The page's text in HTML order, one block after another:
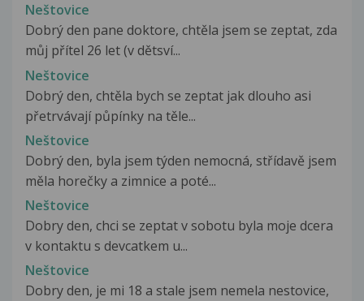
Neštovice
Dobrý den pane doktore, chtěla jsem se zeptat, zda
můj přítel 26 let (v dětsví...
Neštovice
Dobrý den, chtěla bych se zeptat jak dlouho asi
přetrvávají půpínky na těle...
Neštovice
Dobrý den, byla jsem týden nemocná, střídavě jsem
měla horečky a zimnice a poté...
Neštovice
Dobry den, chci se zeptat v sobotu byla moje dcera
v kontaktu s devcatkem u...
Neštovice
Dobry den, je mi 18 a stale jsem nemela nestovice,